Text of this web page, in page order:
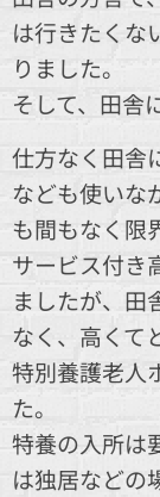
は行きたくな
りました。
そして、田舎
仕方なく田舎
なども使いな
も間もなく限
サービス付き
ましたが、田
なく、高くて
特別養護老人
た。
特養の入所は
は独居などの